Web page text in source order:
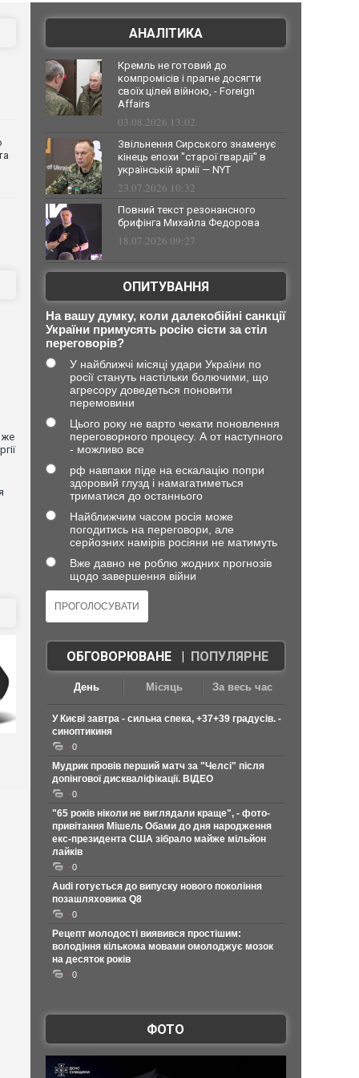
АНАЛІТИКА
Кремль не готовий до
компромісів і прагне досягти
своїх цілей війною, - Foreign
Affairs
03.08.2026 13:02
Звільнення Сирського знаменує
кінець епохи "старої гвардії" в
українській армії — NYT
23.07.2026 10:32
Повний текст резонансного
брифінга Михайла Федорова
18.07.2026 09:27
ОПИТУВАННЯ
На вашу думку, коли далекобійні санкції
України примусять росію сісти за стіл
переговорів?
У найближчі місяці удари України по
росії стануть настільки болючими, що
агресору доведеться поновити
перемовини
Цього року не варто чекати поновлення
переговорного процесу. А от наступного
- можливо все
рф навпаки піде на ескалацію попри
здоровий глузд і намагатиметься
триматися до останнього
Найближчим часом росія може
погодитись на переговори, але
серйозних намірів росіяни не матимуть
Вже давно не роблю жодних прогнозів
щодо завершення війни
ОБГОВОРЮВАНЕ| ПОПУЛЯРНЕ
День Місяць За весь час
У Києві завтра - сильна спека, +37+39 градусів. -
синоптикиня
0
Мудрик провів перший матч за "Челсі" після
допінгової дискваліфікації. ВІДЕО
0
"65 років ніколи не виглядали краще", - фото-
привітання Мішель Обами до дня народження
екс-президента США зібрало майже мільйон
лайків
0
Audi готується до випуску нового покоління
позашляховика Q8
0
Рецепт молодості виявився простішим:
володіння кількома мовами омолоджує мозок
на десяток років
0
ФОТО